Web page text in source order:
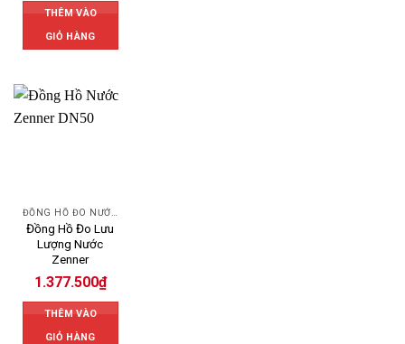
THÊM VÀO
GIỎ HÀNG
ĐỒNG HỒ ĐO NƯỚC ZENNER
Đồng Hồ Đo Lưu
Lượng Nước
Zenner
1.377.500₫
THÊM VÀO
GIỎ HÀNG